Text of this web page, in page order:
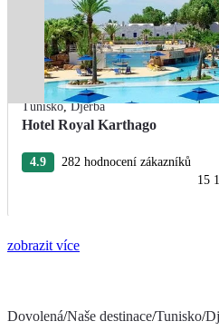
Tunisko,Djerba
Hotel Royal Karthago
4.9
282 hodnocení zákazníků
15
zobrazit více
Dovolená/Naše destinace/Tunisko/